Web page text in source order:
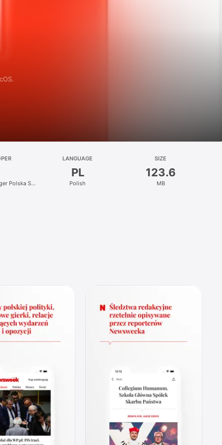
Polska Sp.
LANGUAGE
PL
Polish
SIZE
123.6
MB